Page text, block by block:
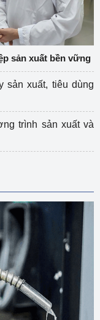
sản xuất bền vững
sản xuất, tiêu dùng
trình sản xuất và